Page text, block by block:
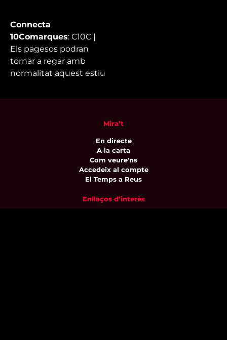
Connecta
10Comarques: C10C |
Els pagesos podran
tornar a regar amb
normalitat aquest estiu
Mira’t
En directe
A la carta
Com veure'ns
Accedeix al compte
El Temps a Reus
Enllaços d’interès